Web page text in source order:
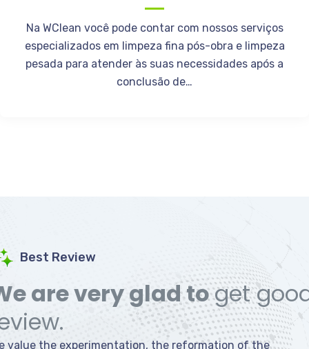
Na WClean você pode contar com nossos serviços
especializados em limpeza fina pós-obra e limpeza
pesada para atender às suas necessidades após a
conclusão de…
Best Review
are very glad toget
value the experimentation, the reformation of the